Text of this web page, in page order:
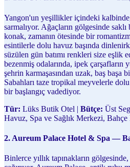
Yangon'un yeşillikler içindeki
sarmalıyor. Ağaçların gölgesinde
konak, zamanın ötesinde bir
esintilerle dolu havuz başında
süzülen gün batımı renkleri size eşlik
bezenmiş odalarında, ipek çarşafların
şehrin karmaşasından uzak, baş başa
Sabahları taze tropikal meyvelerle
bir başlangıç vadediyor.
Tür: Lüks Butik Otel | Bütçe: Üst
Havuz, Spa ve Sağlık Merkezi,
2. Aureum Palace Hotel & Spa —
Binlerce yıllık tapınakların